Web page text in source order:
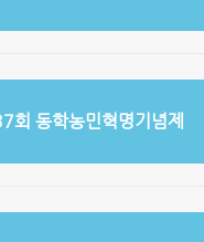
회 동학농민혁명기념제